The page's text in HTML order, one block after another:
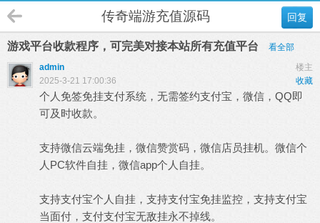
回复
传奇端游充值源码
游戏平台收款程序，可完美对接本站所有充值平台
看全部
楼主
admin
收藏
2025-3-21 17:00:36
个人免签免挂支付系统，无需签约支付宝，微信，QQ即
可及时收款。
支持微信云端免挂，微信赞赏码，微信店员挂机。微信个
人PC软件自挂，微信app个人自挂。
支持支付宝个人自挂，支持支付宝免挂监控，支持支付宝
当面付，支付支付宝无敌挂永不掉线。